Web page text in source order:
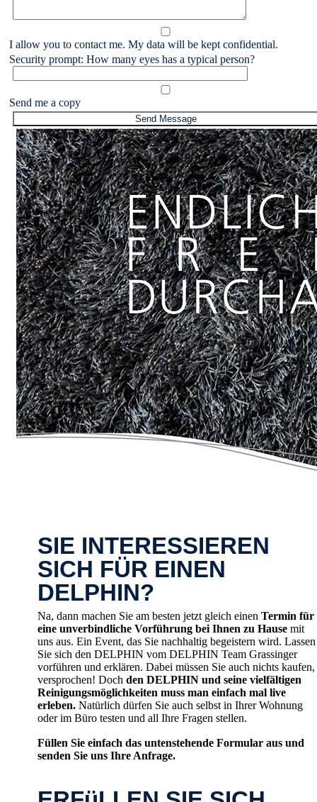
I allow you to contact me. My data will be kept confidential.
Security prompt: How many eyes has a typical person?
Send me a copy
SIE INTERESSIEREN
SICH FÜR EINEN
DELPHIN?
Na, dann machen Sie am besten jetzt gleich einen Termin für
eine unverbindliche Vorführung bei Ihnen zu Hause mit
uns aus. Ein Event, das Sie nachhaltig begeistern wird. Lassen
Sie sich den DELPHIN vom DELPHIN Team Grassinger
vorführen und erklären. Dabei müssen Sie auch nichts kaufen,
versprochen! Doch den DELPHIN und seine vielfältigen
Reinigungsmöglichkeiten muss man einfach mal live
erleben. Natürlich dürfen Sie auch selbst in Ihrer Wohnung
oder im Büro testen und all Ihre Fragen stellen.
Füllen Sie einfach das untenstehende Formular aus und
senden Sie uns Ihre Anfrage.